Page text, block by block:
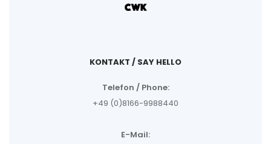
KONTAKT / SAY HELLO
Telefon / Phone:
+49 (0)8166-9988440
E-Mail: